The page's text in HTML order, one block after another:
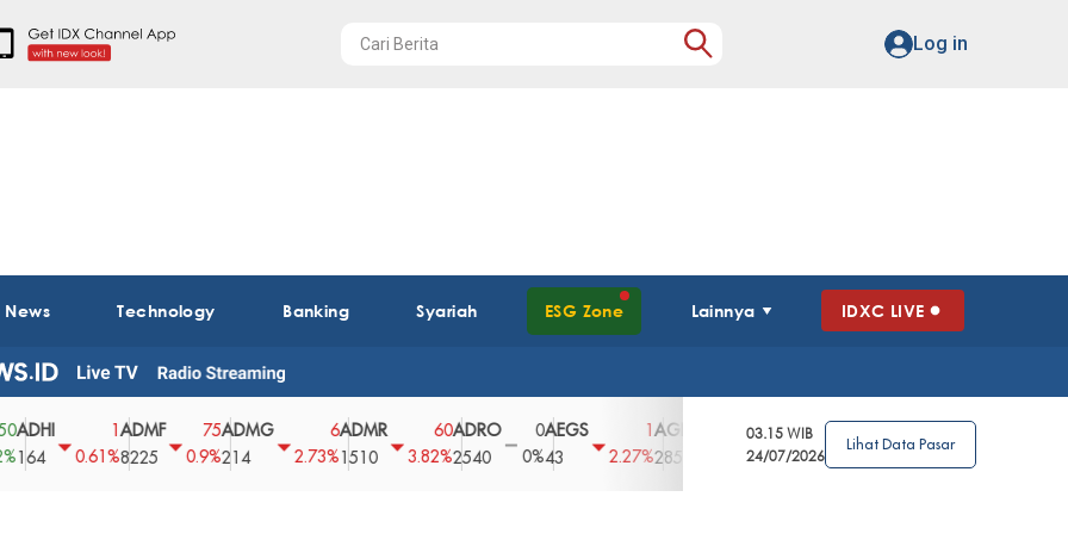
Log in
Technology Banking Syariah ESG Zone Lainnya IDXC LIVE
0.61%
ADMF
8225
75
0.9%
ADMG
214
2.73%
ADMR
1510
3.82%
ADRO
2540
0
0%
AEGS
2.27%2850
3.39%
AGRO
4
2.63%
0%
03.15 WIB
24/07/2026
Lihat Data Pasar